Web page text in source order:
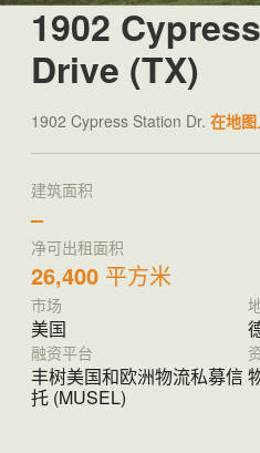
1902
Drive (TX)
1902 Cypress Station Dr. 在地
建筑面积
–
净可出租面积
26,400 平方米
市场
美国
融资平台
丰树美国和欧洲物流私募信
托 (MUSEL)